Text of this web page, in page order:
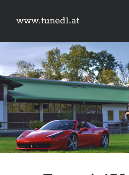
www.tuned1.at
Sidebar
Was suchst du?
Suchen
Kategorien
Kategorien